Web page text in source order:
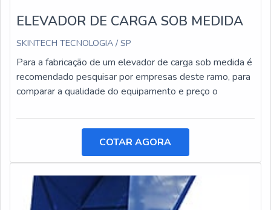
ELEVADOR DE CARGA SOB MEDIDA
SKINTECH TECNOLOGIA / SP
Para a fabricação de um elevador de carga sob medida é
recomendado pesquisar por empresas deste ramo, para
comparar a qualidade do equipamento e preço o
COTAR AGORA